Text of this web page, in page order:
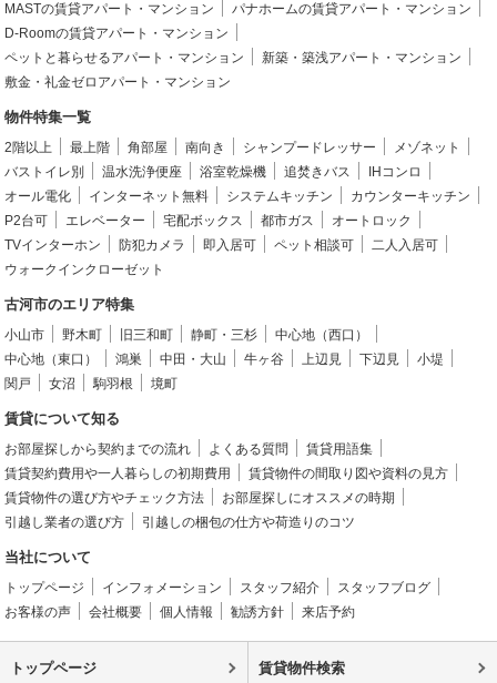
MASTの賃貸アパート・マンション
パナホームの賃貸アパート・マンション
D-Roomの賃貸アパート・マンション
ペットと暮らせるアパート・マンション
新築・築浅アパート・マンション
敷金・礼金ゼロアパート・マンション
物件特集一覧
2階以上 最上階 角部屋 南向き シャンプードレッサー
メゾネット
バストイレ別
温水洗浄便座 浴室乾燥機 追焚きバス
IHコンロ
オール電化
インターネット無料 システムキッチン
カウンターキッチン
P2台可
エレベーター 宅配ボックス 都市ガス
オートロック
TVインターホン
防犯カメラ 即入居可 ペット相談可
二人入居可
ウォークインクローゼット
古河市のエリア特集
小山市 野木町 旧三和町 静町・三杉
中心地（西口）
中心地（東口）
鴻巣 中田・大山 牛ヶ谷 上辺見 下辺見
小堤
関戸
女沼 駒羽根 境町
賃貸について知る
お部屋探しから契約までの流れ よくある質問
賃貸用語集
賃貸契約費用や一人暮らしの初期費用
賃貸物件の間取り図や資料の見方
賃貸物件の選び方やチェック方法
お部屋探しにオススメの時期
引越し業者の選び方
引越しの梱包の仕方や荷造りのコツ
当社について
トップページ インフォメーション スタッフ紹介
スタッフブログ
お客様の声
会社概要 個人情報 勧誘方針 来店予約
トップページ 賃貸物件検索